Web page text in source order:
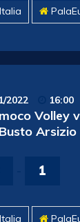
2022 16:00
Volley
Arsizio
1